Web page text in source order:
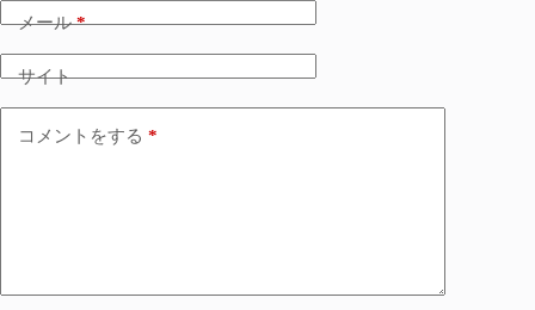
メール*
サイト
コメントをする *